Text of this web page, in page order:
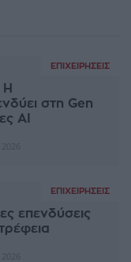
ΕΠΙΧΕΙΡΉΣΕΙΣ
Η
στη Gen
AI
ΕΠΙΧΕΙΡΉΣΕΙΣ
επενδύσεις